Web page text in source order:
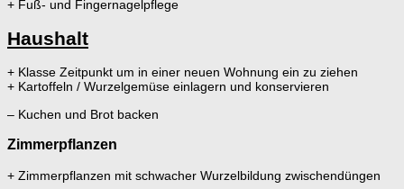
+ Fuß- und Fingernagelpflege
Haushalt
+ Klasse Zeitpunkt um in einer neuen Wohnung ein zu ziehen
+ Kartoffeln / Wurzelgemüse einlagern und konservieren
– Kuchen und Brot backen
Zimmerpflanzen
+ Zimmerpflanzen mit schwacher Wurzelbildung zwischendüngen